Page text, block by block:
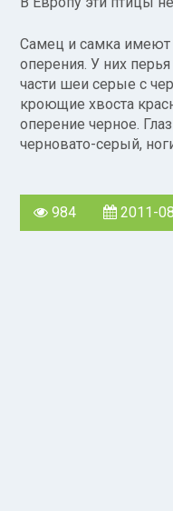
Самец и самка имеют
оперения. У них
части шеи серые с
кроющие хвоста
оперение черное.
черновато-серый,
984 2011-